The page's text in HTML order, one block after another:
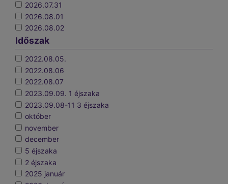
2026.07.31
2026.08.01
2026.08.02
Időszak
2022.08.05.
2022.08.06
2022.08.07
2023.09.09. 1 éjszaka
2023.09.08-11 3 éjszaka
október
november
december
5 éjszaka
2 éjszaka
2025 január